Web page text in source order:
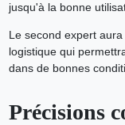
jusqu'à la bonne
Le second expert
logistique qui
dans de bonnes
Précisions